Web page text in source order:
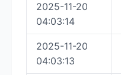
2025-11-20
04:03:14
2025-11-20
04:03:13